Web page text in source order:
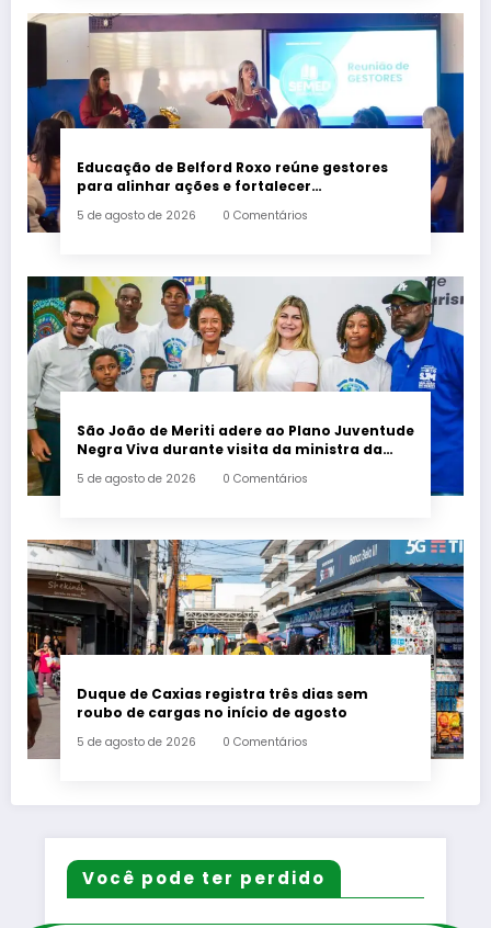
Educação de Belford Roxo reúne gestores
para alinhar ações e fortalecer
5 de agosto de 2026 0 Comentários
São João de Meriti adere ao Plano Juventude
Negra Viva durante visita da ministra da
5 de agosto de 2026 0 Comentários
Duque de Caxias registra três dias sem
roubo de cargas no início de agosto
5 de agosto de 2026 0 Comentários
Você pode ter perdido